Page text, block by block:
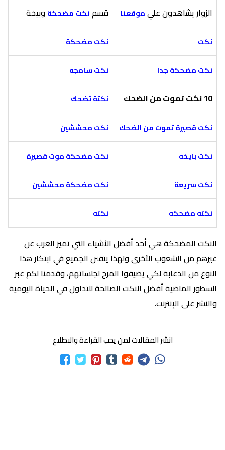
الزوار يشاهدون عليموقعنا قسمنكت مضحكة وبيخة
نكت نكت مضحكة
نكت مضحكة جدا نكت سامجه
10 نكت تموت من الضحك نكتة تضحك
نكت قصيرة تموت من الضحك نكت محششين
نكت بايخه نكت مضحكة موت قصيرة
نكت سريعة نكت مضحكة محششين
نكته مضحكه نكته
النكت المضحكة هي أحد أفضل الأشياء التي تميز العرب عن
غيرهم من الشعوب الأخرى ولهذا يتفنن الجميع في ابتكار هذا
النوع من الدعابة لكي يضيفوا المرح لجلساتهم، وقدمنا لكم عبر
السطور الماضية أفضل النكت الصالحة للتداول في الحياة اليومية
والنشر على الإنترنت.
انشر المقالات لمن يحب القراءة والاطلاع